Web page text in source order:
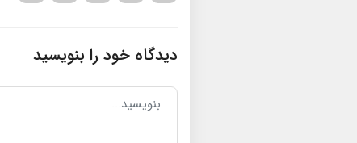
دیدگاه خود را بنویسید